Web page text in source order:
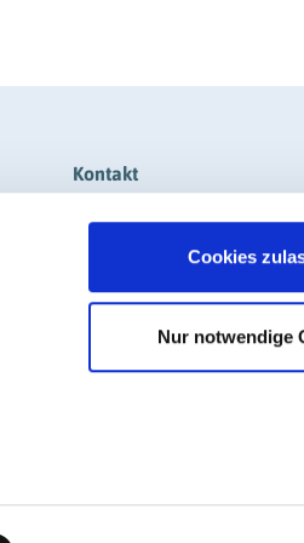
Cookies
Nur notwendige
Kontakt
Social Media